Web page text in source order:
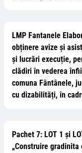
LMP Fantanele
obținere avize și
și lucrări execuție,
clădiri în vederea
comuna Fântânele,
cu dizabilități, în
Pachet 7: LOT 1 și
„Construire